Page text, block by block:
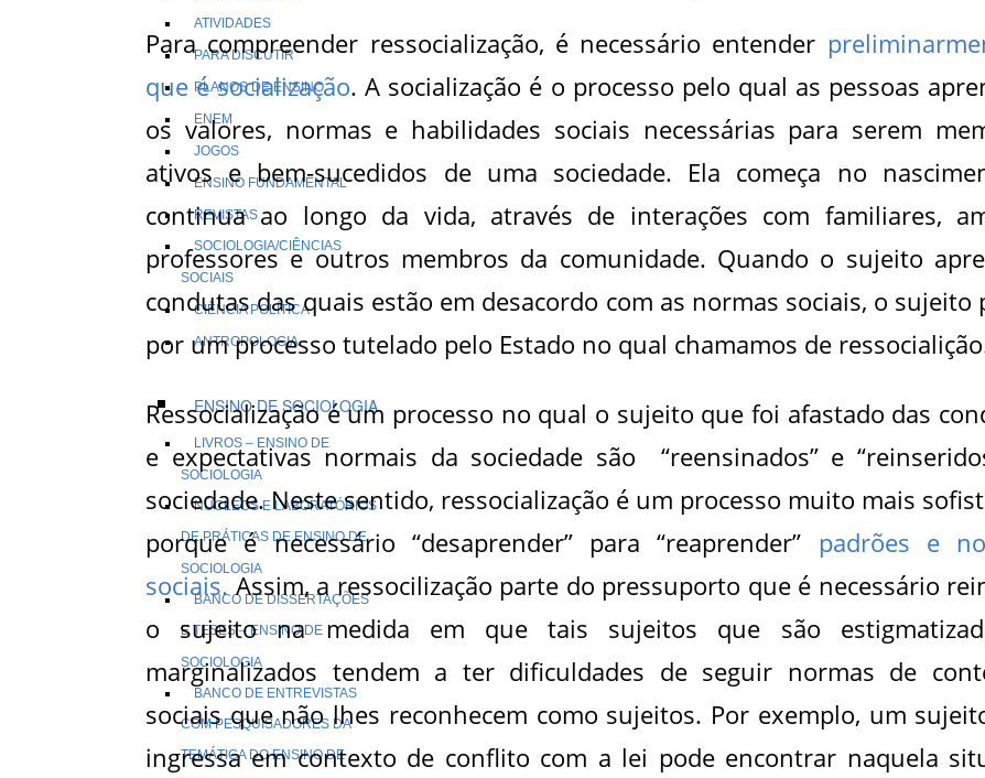
ATIVIDADES
PARA DISCUTIR
PLANOS DE ENSINO
ENEM
JOGOS
ENSINO FUNDAMENTAL
REVISTAS
SOCIOLOGIA/CIÊNCIAS
SOCIAIS
CIÊNCIA POLÍTICA
ANTROPOLOGIA
ENSINO DE SOCIOLOGIA
LIVROS – ENSINO DE
SOCIOLOGIA
NÚCLEOS E LABORATÓRIOS
DE PRÁTICAS DE ENSINO DE
SOCIOLOGIA
BANCO DE DISSERTAÇÕES
E TESES – ENSINO DE
SOCIOLOGIA
BANCO DE ENTREVISTAS
COM PESQUISADORES DA
TEMÁTICA DO ENSINO DE
Para compreender ressocialização, é necessário entender
que é socialização. A socialização é o processo pelo qual as pessoas
os valores, normas e habilidades sociais necessárias para serem
ativos e bem-sucedidos de uma sociedade. Ela começa no
continua ao longo da vida, através de interações com familiares,
professores e outros membros da comunidade. Quando o sujeito
condutas das quais estão em desacordo com as normas sociais, o sujeito
por um processo tutelado pelo Estado no qual chamamos de
Ressocialização é um processo no qual o sujeito que foi afastado das
e expectativas normais da sociedade são “reensinados” e
sociedade. Neste sentido, ressocialização é um processo muito mais
porque é necessário “desaprender” para “reaprender” padrões e
sociais.Assim, a ressocilização parte do pressuporto que é necessário
o sujeito na medida em que tais sujeitos que são
marginalizados tendem a ter dificuldades de seguir normas de
sociais que não lhes reconhecem como sujeitos. Por exemplo, um
ingressa em contexto de conflito com a lei pode encontrar naquela